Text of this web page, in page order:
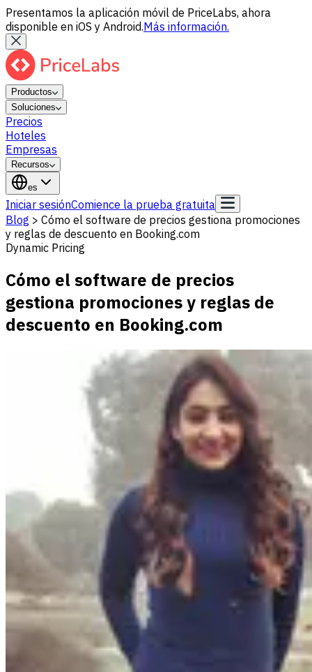
Presentamos la aplicación móvil de PriceLabs, ahora
disponible en iOS y Android.Más información.
Productos
Soluciones
Precios
Hoteles
Empresas
Recursos
es
Iniciar sesiónComience la prueba gratuita
Blog > Cómo el software de precios gestiona promociones
y reglas de descuento en Booking.com
Dynamic Pricing
Cómo el software de precios
gestiona promociones y reglas de
descuento en Booking.com